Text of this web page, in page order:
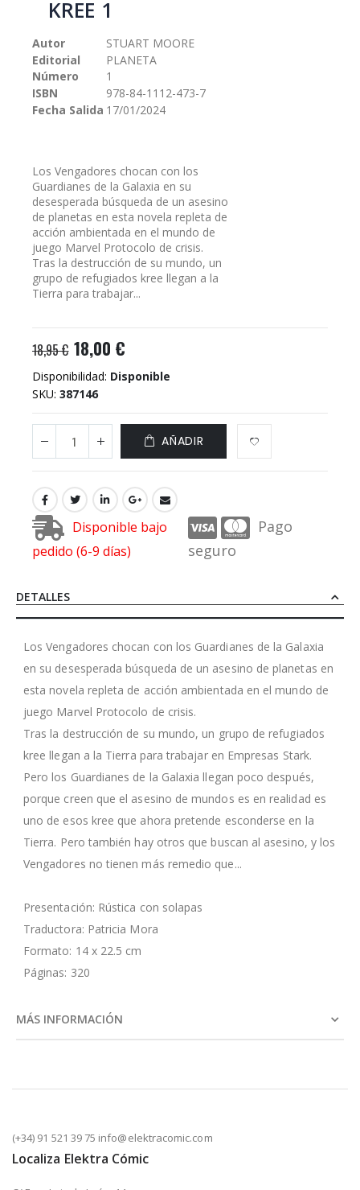
imágenes
KREE 1
Autor
STUART MOORE
Editorial
PLANETA
Número
1
ISBN
978-84-1112-473-7
Fecha Salida 17/01/2024
Los Vengadores chocan con los
Guardianes de la Galaxia en su
desesperada búsqueda de un asesino
de planetas en esta novela repleta de
acción ambientada en el mundo de
juego Marvel Protocolo de crisis.
Tras la destrucción de su mundo, un
grupo de refugiados kree llegan a la
Tierra para trabajar...
18,95 € 18,00 €
Disponibilidad: Disponible
SKU 387146
AÑADIR
Disponible bajo
pedido (6-9 días)
Pago
seguro
DETALLES
Los Vengadores chocan con los Guardianes de la Galaxia
en su desesperada búsqueda de un asesino de planetas en
esta novela repleta de acción ambientada en el mundo de
juego Marvel Protocolo de crisis.
Tras la destrucción de su mundo, un grupo de refugiados
kree llegan a la Tierra para trabajar en Empresas Stark.
Pero los Guardianes de la Galaxia llegan poco después,
porque creen que el asesino de mundos es en realidad es
uno de esos kree que ahora pretende esconderse en la
Tierra. Pero también hay otros que buscan al asesino, y los
Vengadores no tienen más remedio que...
Presentación: Rústica con solapas
Traductora: Patricia Mora
Formato: 14 x 22.5 cm
Páginas: 320
MÁS INFORMACIÓN
(+34) 91 521 39 75 info@elektracomic.com
Localiza Elektra Cómic